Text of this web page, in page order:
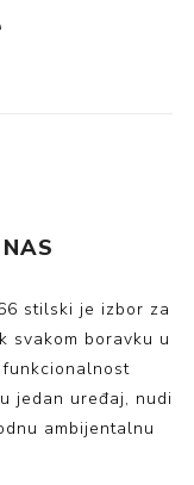
stilski je izbor za
svakom boravku u
jedan uređaj, nudi
ambijentalnu